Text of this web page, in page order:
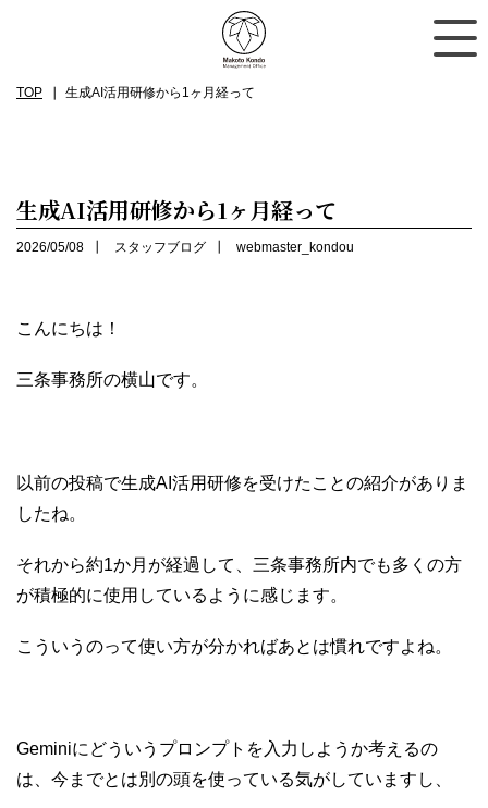
TOP 生成AI活用研修から1ヶ月経って
生成AI活用研修から1ヶ月経って
2026/05/08 スタッフブログ webmaster_kondou
こんにちは！
三条事務所の横山です。
以前の投稿で生成AI活用研修を受けたことの紹介がありま
したね。
それから約1か月が経過して、三条事務所内でも多くの方
が積極的に使用しているように感じます。
こういうのって使い方が分かればあとは慣れですよね。
Geminiにどういうプロンプトを入力しようか考えるの
は、今までとは別の頭を使っている気がしていますし、